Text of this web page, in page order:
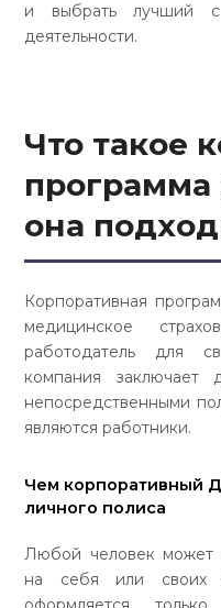
и выбрать лучший
деятельности.
Что такое
она
Корпоративная
медицинское
работодатель для
компания заключает
непосредственными
являются работники.
Чем корпоративный
личного полиса
Любой человек
на себя или своих